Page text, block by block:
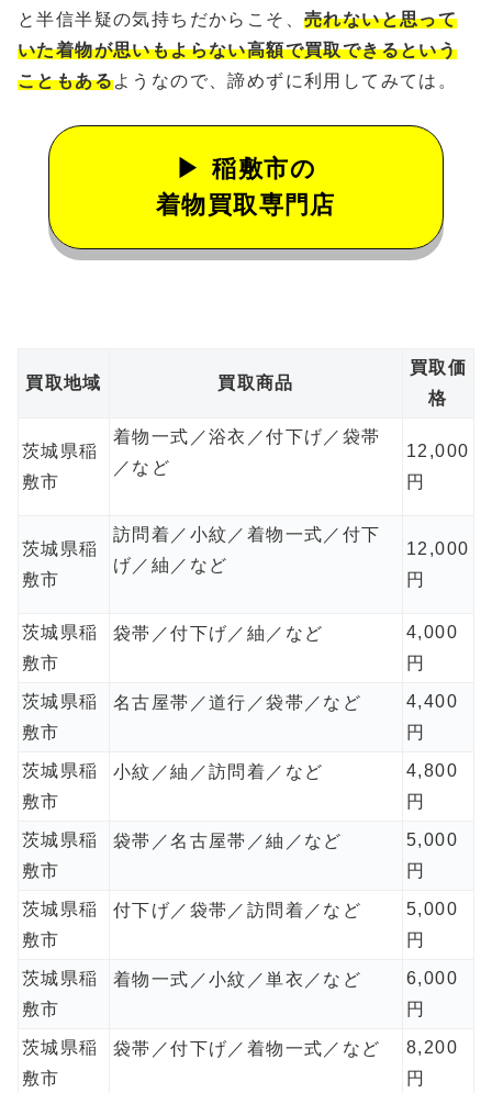
と半信半疑の気持ちだからこそ、 売れないと思って
いた着物が思いもよらない高額で買取できるという
こともあるようなので、諦めずに利用してみては。
稲敷市の
着物買取専門店
買取地域 買取商品
買取価
格
茨城県稲
敷市
着物一式／浴衣／付下げ／袋帯
／など
12,000
円
茨城県稲
敷市
訪問着／小紋／着物一式／付下
げ／紬／など
12,000
円
茨城県稲
敷市
袋帯／付下げ／紬／など
4,000
円
茨城県稲
敷市
名古屋帯／道行／袋帯／など
4,400
円
茨城県稲
敷市
小紋／紬／訪問着／など
4,800
円
茨城県稲
敷市
袋帯／名古屋帯／紬／など
5,000
円
茨城県稲
敷市
付下げ／袋帯／訪問着／など
5,000
円
茨城県稲
敷市
着物一式／小紋／単衣／など
6,000
円
茨城県稲
敷市
袋帯／付下げ／着物一式／など
8,200
円